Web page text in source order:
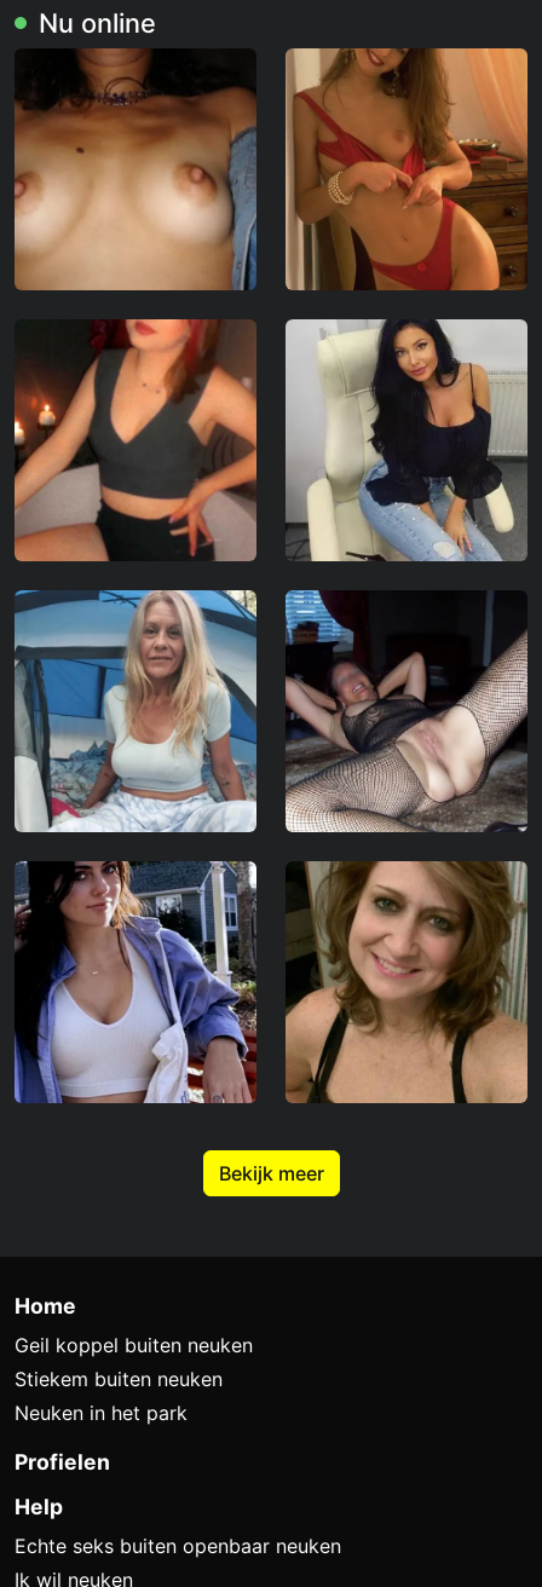
Nu online
Bekijk meer
Home
Geil koppel buiten neuken
Stiekem buiten neuken
Neuken in het park
Profielen
Help
Echte seks buiten openbaar neuken
Ik wil neuken